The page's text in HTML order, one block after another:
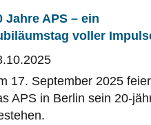
Jahre APS – ein
voller
17. September 2025
APS in Berlin sein 20-